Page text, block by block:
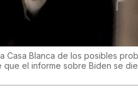
Casa Blanca de los posibles
que el informe sobre Biden se